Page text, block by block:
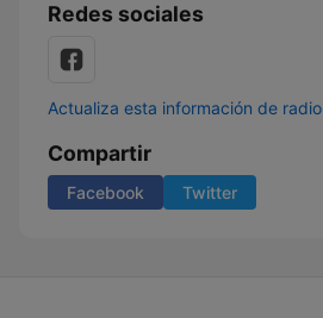
Redes sociales
Actualiza esta información de radio
Compartir
Facebook Twitter